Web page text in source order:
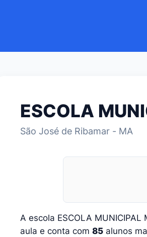
ESCOLA
São José de Ribamar - MA
A escola ESCOLA MUNICIPAL
aula e conta com 85 alunos